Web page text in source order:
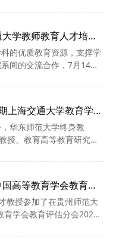
部和上海市的大力支持下，
育学院，举全校之力打造世
此开启教育学科建设的新
“尚探究、重实践、跨学科、
展实践相结合，探索中国
教师教育的新路径。
大学教师教育人才培养
院学科导师聘任仪式
的优质教育资源，支撑学
间的交流合作， 7月 14日
聘任仪式在闵行校区文博
岭，党委常委、副校长张
长解志韬，教务处副处长
办公室常务副主任樊琳，
院长汪云霞，数学科学学
语学院副院长陶庆，物理
朱敏，化学与化工学院副
技术学院党委副书记李文
科学院领导以及教育学院
上海交通大学教育学
华东师范大学终身教
授、教育高等教育研究院
教育学院院长刘念才教授主
高等教育学会教育评
年会并做大会报告
教授参加了在贵州师范大
育学会教育评估分会2021
评估研究”为主题，对中国